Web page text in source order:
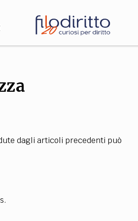
dagli articoli precedenti può